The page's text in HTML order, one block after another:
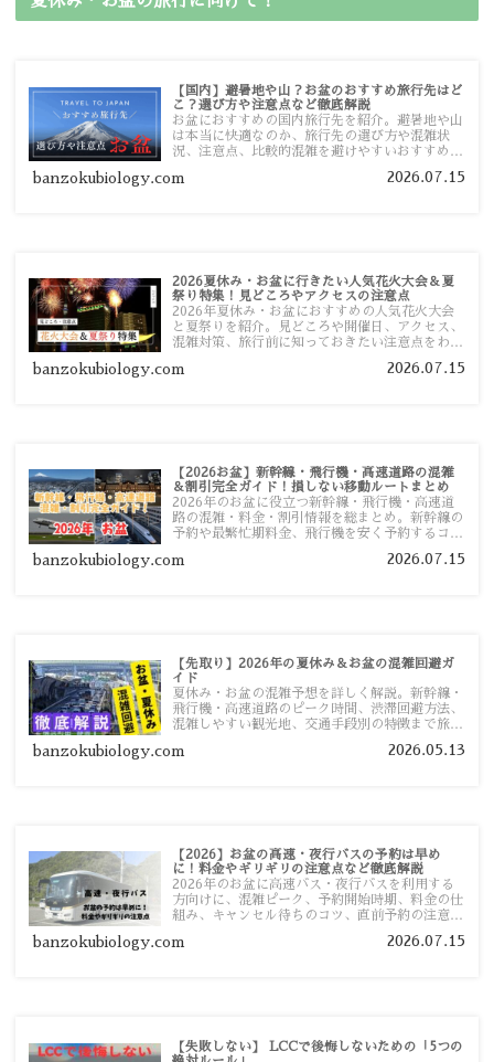
【国内】避暑地や山？お盆のおすすめ旅行先はど
こ？選び方や注意点など徹底解説
お盆におすすめの国内旅行先を紹介。避暑地や山
は本当に快適なのか、旅行先の選び方や混雑状
況、注意点、比較的混雑を避けやすいおすすめス
す。
banzokubiology.com 2026.07.15
2026夏休み・お盆に行きたい人気花火大会＆夏
祭り特集！見どころやアクセスの注意点
2026年夏休み・お盆におすすめの人気花火大会
と夏祭りを紹介。見どころや開催日、アクセス、
混雑対策、旅行前に知っておきたい注意点をわか
banzokubiology.com 2026.07.15
【2026お盆】新幹線・飛行機・高速道路の混雑
＆割引完全ガイド！損しない移動ルートまとめ
2026年のお盆に役立つ新幹線・飛行機・高速道
路の混雑・料金・割引情報を総まとめ。新幹線の
予約や最繁忙期料金、飛行機を安く予約するコ
い移動方法を分かりやすく解説します。
banzokubiology.com 2026.07.15
【先取り】2026年の夏休み＆お盆の混雑回避ガ
イド
夏休み・お盆の混雑予想を詳しく解説。新幹線・
飛行機・高速道路のピーク時間、渋滞回避方法、
混雑しやすい観光地、交通手段別の特徴まで旅行
banzokubiology.com 2026.05.13
【2026】お盆の高速・夜行バスの予約は早め
に！料金やギリギリの注意点など徹底解説
2026年のお盆に高速バス・夜行バスを利用する
方向けに、混雑ピーク、予約開始時期、料金の仕
組み、キャンセル待ちのコツ、直前予約の注意点
banzokubiology.com 2026.07.15
【失敗しない】 LCCで後悔しないための「5つの